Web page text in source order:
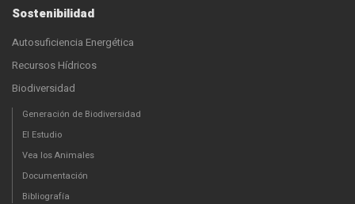
Sostenibilidad
Autosuficiencia Energética
Recursos Hídricos
Biodiversidad
Generación de Biodiversidad
El Estudio
Vea los Animales
Documentación
Bibliografía